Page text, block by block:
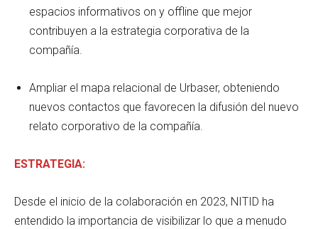
espacios informativos on y offline que mejor
contribuyen a la estrategia corporativa de la
compañía.
Ampliar el mapa relacional de Urbaser, obteniendo
nuevos contactos que favorecen la difusión del nuevo
relato corporativo de la compañía.
ESTRATEGIA:
Desde el inicio de la colaboración en 2023, NITID ha
entendido la importancia de visibilizar lo que a menudo